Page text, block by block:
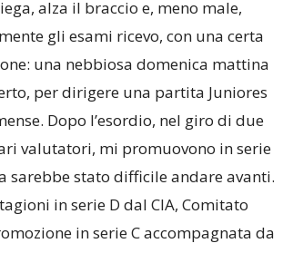
alza il braccio e, meno male,
gli esami ricevo, con una certa
una nebbiosa domenica mattina
per dirigere una partita Juniores
Dopo l’esordio, nel giro di due
valutatori, mi promuovono in serie
sarebbe stato difficile andare avanti.
in serie D dal CIA, Comitato
in serie C accompagnata da